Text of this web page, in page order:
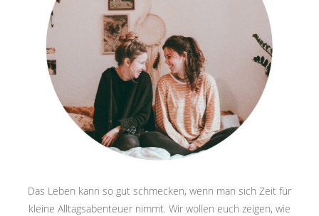
Das Leben kann so gut schmecken, wenn man sich Zeit für
kleine Alltagsabenteuer nimmt. Wir wollen euch zeigen, wie